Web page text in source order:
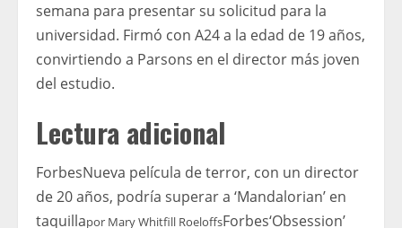
semana para presentar su solicitud para la
universidad. Firmó con A24 a la edad de 19 años,
convirtiendo a Parsons en el director más joven
del estudio.
Lectura adicional
ForbesNueva película de terror, con un director
de 20 años, podría superar a ‘Mandalorian’ en
taquillapor Mary Whitfill RoeloffsForbes‘Obsession’